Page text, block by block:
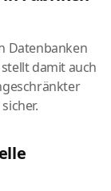
Datenbanken
damit auch